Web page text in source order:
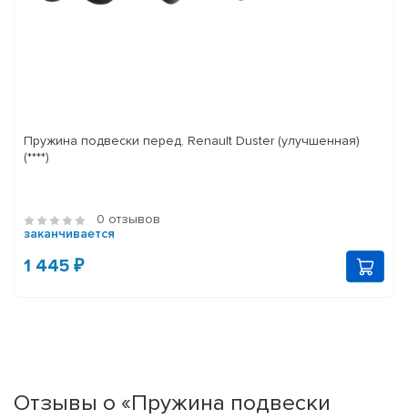
Пружина подвески перед. Renault Duster (улучшенная)
(****)
0 отзывов
заканчивается
1 445 ₽
Отзывы о «Пружина подвески